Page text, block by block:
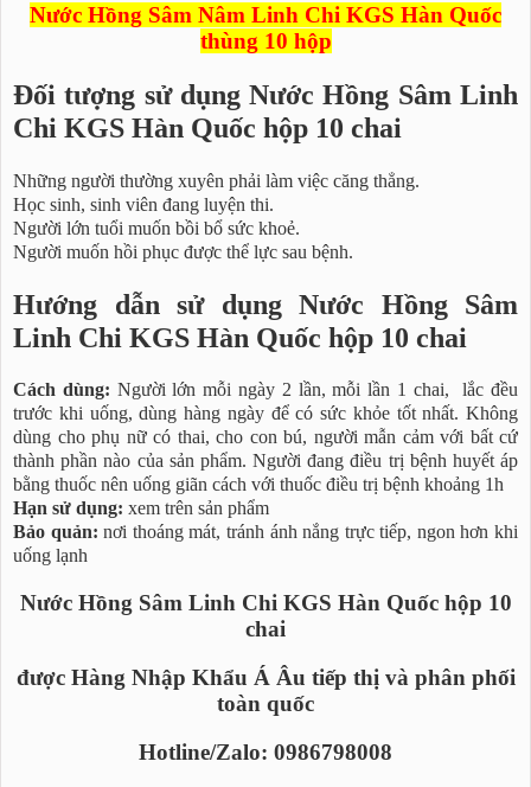
Nước Hồng Sâm Nâm Linh Chi KGS Hàn Quốc
thùng 10 hộp
Đối tượng sử dụng Nước Hồng Sâm Linh
Chi KGS Hàn Quốc hộp 10 chai
Những người thường xuyên phải làm việc căng thẳng.
Học sinh, sinh viên đang luyện thi.
Người lớn tuổi muốn bồi bổ sức khoẻ.
Người muốn hồi phục được thể lực sau bệnh.
Hướng dẫn sử dụng Nước Hồng Sâm
Linh Chi KGS Hàn Quốc hộp 10 chai
Cách dùng: Người lớn mỗi ngày 2 lần, mỗi lần 1 chai, lắc đều
trước khi uống, dùng hàng ngày để có sức khỏe tốt nhất. Không
dùng cho phụ nữ có thai, cho con bú, người mẫn cảm với bất cứ
thành phần nào của sản phẩm. Người đang điều trị bệnh huyết áp
bằng thuốc nên uống giãn cách với thuốc điều trị bệnh khoảng 1h
Hạn sử dụng: xem trên sản phẩm
Bảo quản: nơi thoáng mát, tránh ánh nắng trực tiếp, ngon hơn khi
uống lạnh
Nước Hồng Sâm Linh Chi KGS Hàn Quốc hộp 10
chai
được Hàng Nhập Khẩu Á Âu tiếp thị và phân phối
toàn quốc
Hotline/Zalo: 0986798008